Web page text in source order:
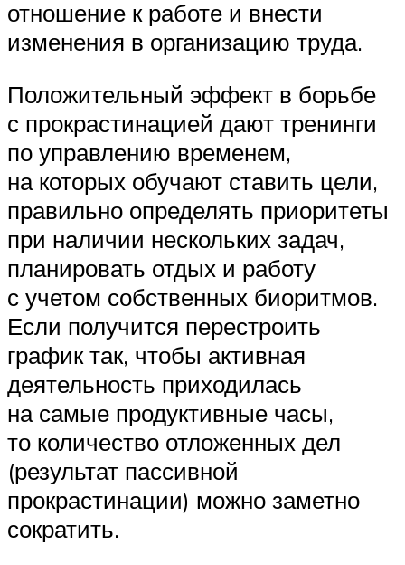
отношение к работе и внести
изменения в организацию труда.
Положительный эффект в борьбе
с прокрастинацией дают тренинги
по управлению временем,
на которых обучают ставить цели,
правильно определять приоритеты
при наличии нескольких задач,
планировать отдых и работу
с учетом собственных биоритмов.
Если получится перестроить
график так, чтобы активная
деятельность приходилась
на самые продуктивные часы,
то количество отложенных дел
(результат пассивной
прокрастинации) можно заметно
сократить.